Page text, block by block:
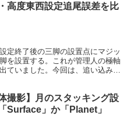
高度東西設定追尾誤差を比
定終了後の三脚の設置点にマジッ
を設置する。これが管理人の極軸
ていました。今回は、追い込みの
体撮影】月のスタッキング設
Surface」か「Planet」